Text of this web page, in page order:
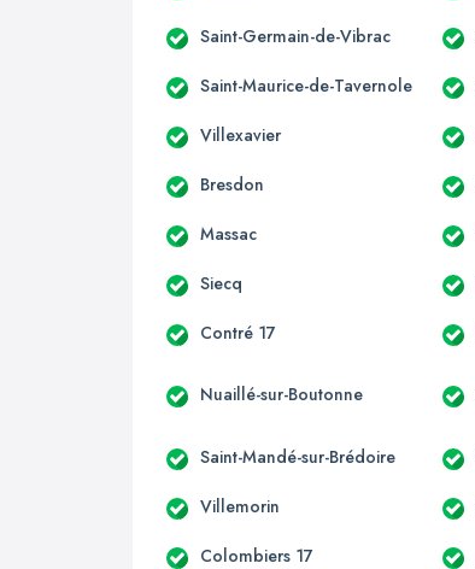
Saint-Germain-de-Vibrac
Saint-Maurice-de-Tavernole
Villexavier
Bresdon
Massac
Siecq
Contré 17
Nuaillé-sur-Boutonne
Saint-Mandé-sur-Brédoire
Villemorin
Colombiers 17